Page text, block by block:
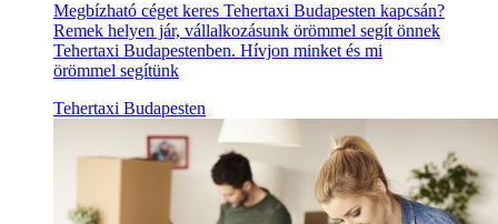
Megbízható céget keres Tehertaxi Budapesten kapcsán?
Remek helyen jár, vállalkozásunk örömmel segít önnek
Tehertaxi Budapestenben. Hívjon minket és mi
örömmel segítünk
Tehertaxi Budapesten